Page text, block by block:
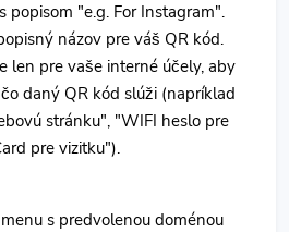
popisom "e.g. For Instagram".
názov pre váš QR kód.
len pre vaše interné účely, aby
daný QR kód slúži (napríklad
stránku", "WIFI heslo pre
pre vizitku").
s predvolenou doménou